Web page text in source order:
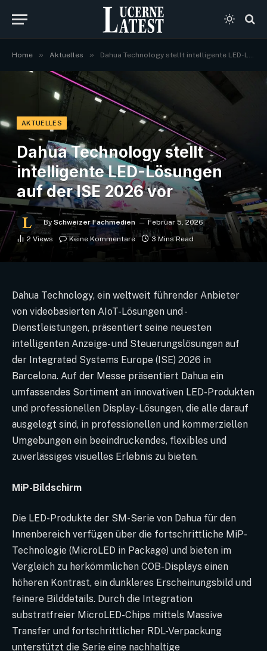
Home » Aktuelles » Dahua Technology stellt intelligente LED-Lösungen auf der ISE 2026 vor
AKTUELLES
Dahua Technology stellt
intelligente LED-Lösungen
auf der ISE 2026 vor
By Schweizer Fachmedien
Februar 5, 2026
2 Views Keine Kommentare 3 Mins Read
Dahua Technology, ein weltweit führender Anbieter
von videobasierten AIoT-Lösungen und -
Dienstleistungen, präsentiert seine neuesten
intelligenten Anzeige- und Steuerungslösungen auf
der Integrated Systems Europe (ISE) 2026 in
Barcelona. Auf der Messe präsentiert Dahua ein
umfassendes Sortiment an innovativen LED-Produkten
und professionellen Display-Lösungen, die alle darauf
ausgelegt sind, in professionellen und kommerziellen
Umgebungen ein beeindruckendes, flexibles und
zuverlässiges visuelles Erlebnis zu bieten.
MiP-Bildschirm
Die LED-Produkte der SM-Serie von Dahua für den
Innenbereich verfügen über die fortschrittliche MiP-
Technologie (MicroLED in Package) und bieten im
Vergleich zu herkömmlichen COB-Displays einen
höheren Kontrast, ein dunkleres Erscheinungsbild und
feinere Bilddetails. Durch die Integration
substratfreier MicroLED-Chips mittels Massive
Transfer und fortschrittlicher RDL-Verpackung
unterstützt die Serie eine nachhaltige